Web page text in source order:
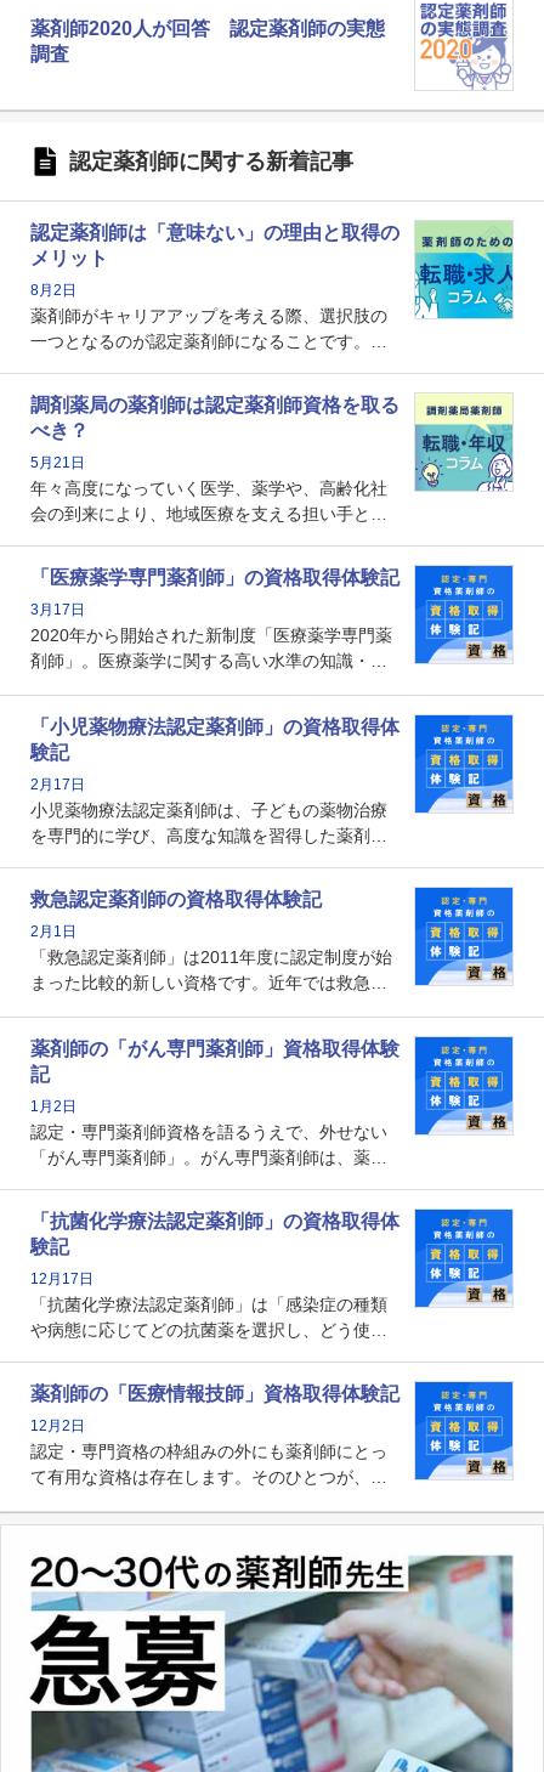
薬剤師2020人が回答 認定薬剤師の実態
調査
認定薬剤師に関する新着記事
認定薬剤師は「意味ない」の理由と取得の
メリット
8月2日
薬剤師がキャリアアップを考える際、選択肢の
一つとなるのが認定薬剤師になることです。し
という声を聞いたことがあるかもしれません。
本記事では、認定薬剤師が「意味ない」といわ
れる理由や、取得するメリット、年収・キャリ
アへの影響を解説します。
調剤薬局の薬剤師は認定薬剤師資格を取る
べき？
5月21日
年々高度になっていく医学、薬学や、高齢化社
会の到来により、地域医療を支える担い手とし
で、重要度が増しているのが認定薬剤師という
資格です。認定薬剤師とはいったいどんな資格
なのでしょうか。それを取得するとどのような
メリットがあるのでしょうか。
「医療薬学専門薬剤師」の資格取得体験記
3月17日
2020年から開始された新制度「医療薬学専門薬
剤師」。医療薬学に関する高い水準の知識・技
剤師としての専門性を示す客観的な根拠の一つ
となります。取得要件は多岐に渡り、審査も複
数回ありますが、患者さんに対して一定の能力
の証明になる資格と言えます。
「小児薬物療法認定薬剤師」の資格取得体
験記
2月17日
小児薬物療法認定薬剤師は、子どもの薬物治療
を専門的に学び、高度な知識を習得した薬剤師
や、特有の疾患、心理状況を理解し、専門性を
深めることで、子どもとその保護者に寄り添え
る存在です。今回はそんな小児薬物療法認定薬
剤師の取得体験記をご紹介します。
救急認定薬剤師の資格取得体験記
2月1日
「救急認定薬剤師」は2011年度に認定制度が始
まった比較的新しい資格です。近年では救急病
とから、救急認定薬剤師を目指す病院薬剤師も
増えているのではないでしょうか。今回はそん
な救急認定薬剤師の取得体験記をご紹介しま
す。
薬剤師の「がん専門薬剤師」資格取得体験
記
1月2日
認定・専門薬剤師資格を語るうえで、外せない
「がん専門薬剤師」。がん専門薬剤師は、薬剤
関する資格として、2009年に発足しました。薬
剤師の専門性を活かして高度化するがん医療に
貢献する姿は、今も病院薬剤師にとって一目置
かれる存在です。
「抗菌化学療法認定薬剤師」の資格取得体
験記
12月17日
「抗菌化学療法認定薬剤師」は「感染症の種類
や病態に応じてどの抗菌薬を選択し、どう使っ
る薬剤師です。現在、感染防止対策加算の施設
基準に専任の薬剤師配置が挙げられており、今
後は感染症領域で薬剤師に、より多くの役割が
求められる可能性もあります。
薬剤師の「医療情報技師」資格取得体験記
12月2日
認定・専門資格の枠組みの外にも薬剤師にとっ
て有用な資格は存在します。そのひとつが、
査データ、投薬歴など非常に多岐にわたる医療
データを利活用し、またシステム管理できるこ
とは、病院薬剤師を中心に大きな武器になりま
す。